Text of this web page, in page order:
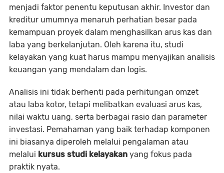
menjadi faktor penentu keputusan akhir. Investor dan
kreditur umumnya menaruh perhatian besar pada
kemampuan proyek dalam menghasilkan arus kas dan
laba yang berkelanjutan. Oleh karena itu, studi
kelayakan yang kuat harus mampu menyajikan analisis
keuangan yang mendalam dan logis.
Analisis ini tidak berhenti pada perhitungan omzet
atau laba kotor, tetapi melibatkan evaluasi arus kas,
nilai waktu uang, serta berbagai rasio dan parameter
investasi. Pemahaman yang baik terhadap komponen
ini biasanya diperoleh melalui pengalaman atau
melalui kursus studi kelayakan yang fokus pada
praktik nyata.